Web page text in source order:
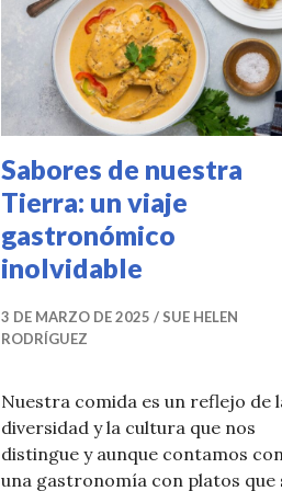
Sabores de nuestra
Tierra: un viaje
gastronómico
inolvidable
3 DE MARZO DE 2025
SUE HELEN
RODRÍGUEZ
Nuestra comida es un reflejo de
diversidad y la cultura que nos
distingue y aunque contamos
una gastronomía con platos que